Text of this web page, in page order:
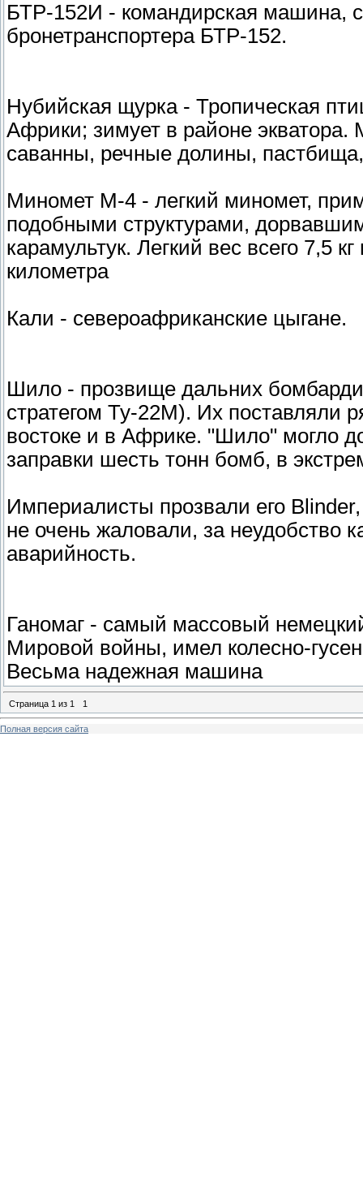
БТР-152И - командирская машина,
бронетранспортера БТР-152.
Нубийская щурка - Тропическая
Африки; зимует в районе экватора.
саванны, речные долины,
Миномет М-4 - легкий миномет,
подобными структурами,
карамультук. Легкий вес всего 7,5
километра
Кали - североафриканские цыгане.
Шило - прозвище дальних
стратегом Ту-22М). Их поставляли
востоке и в Африке. "Шило" могло
заправки шесть тонн бомб, в
Империалисты прозвали его
не очень жаловали, за неудобство
аварийность.
Ганомаг - самый массовый
Мировой войны, имел колесно-
Весьма надежная машина
Страница 1 из 1 1
Полная версия сайта